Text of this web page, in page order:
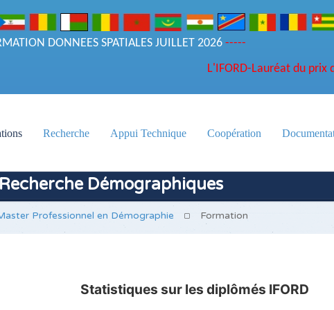
DONNEES SPATIALES JUILLET 2026-----
- LES RESULTATS DU CONCOURS D'ENTREE A L'IFORD,
L'IFORD-Lauréat du
Recherche Appui Technique Coopération
Démographiques
Professionnel en Démographie Formation
Statistiques sur les diplômés IFORD